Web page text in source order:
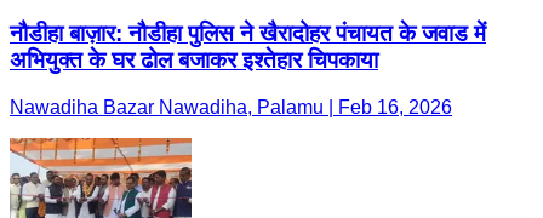
नौडीहा बाज़ार: नौडीहा पुलिस ने खैरादोहर पंचायत के जवाड में
अभियुक्त के घर ढोल बजाकर इश्तेहार चिपकाया
Nawadiha Bazar Nawadiha, Palamu | Feb 16, 2026